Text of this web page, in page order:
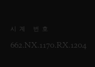
시계 번호
662.NX.1170.RX.1204